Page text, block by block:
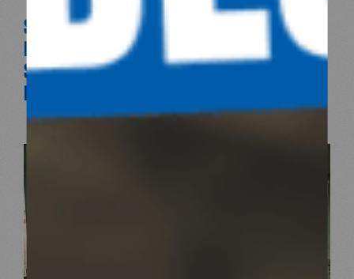
SOIGNER EST CRUCIAL, MAIS NOTRE
PRIORITÉ EST DE CONSTRUIRE DES
SOLUTIONS DURABLES AVEC LES
POPULATIONS CONCERNÉES.